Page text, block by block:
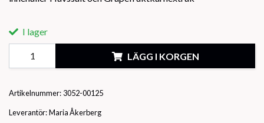
I lager
LÄGG I KORGEN
Artikelnummer: 3052-00125
Leverantör:Maria Åkerberg